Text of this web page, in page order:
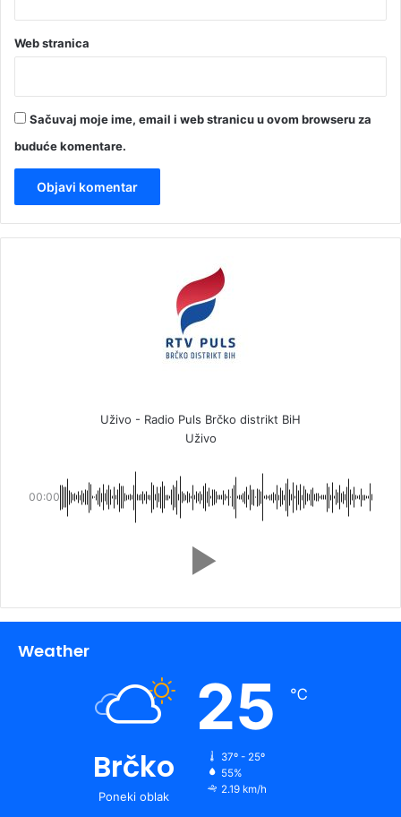
Web stranica
Sačuvaj moje ime, email i web stranicu u ovom browseru za
buduće komentare.
Uživo - Radio Puls Brčko distrikt BiH
Uživo
00:00
Weather
Brčko
Poneki oblak
25 ℃
37º - 25º
55%
2.19 km/h